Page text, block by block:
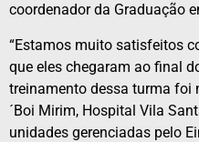
coordenador da Graduação
“Estamos muito satisfeitos
que eles chegaram ao final
treinamento dessa turma foi
´Boi Mirim, Hospital Vila
unidades gerenciadas pelo